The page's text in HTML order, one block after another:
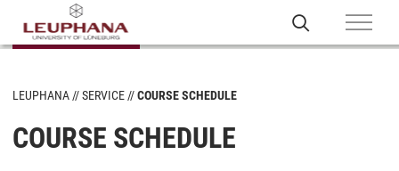
LEUPHANA SERVICE COURSE SCHEDULE
COURSE SCHEDULE